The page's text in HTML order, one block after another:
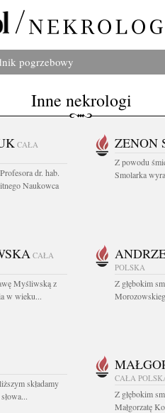
pogrzebowy
Inne nekrologi
CAŁA
dr. hab.
Naukowca
ZENON
Z powodu
Smolarka
CAŁA
Myśliwską z
w wieku...
POLSKA
Z głębokim
składamy
CAŁA
Z głębokim
Małgorzatę